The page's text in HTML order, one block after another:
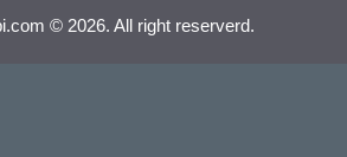
© 2026. All right reserverd.